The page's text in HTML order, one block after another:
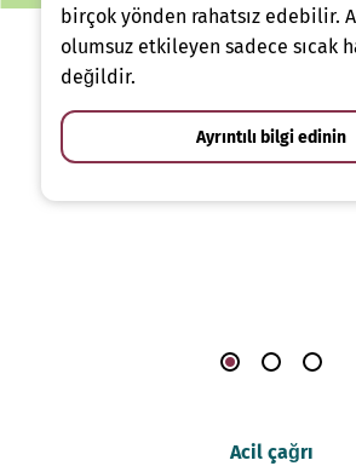
birçok yönden rahatsız edebilir.
olumsuz etkileyen sadece sıcak
değildir.
Ayrıntılı bilgi edinin
Acil çağrı